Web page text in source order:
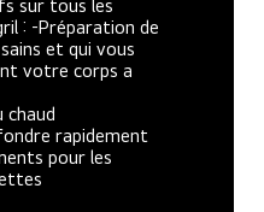
sur tous les
: -Préparation de
et qui vous
votre corps a
chaud
rapidement
pour les